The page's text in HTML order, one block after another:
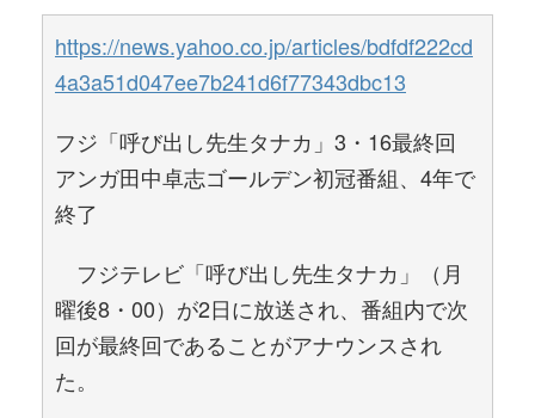
https://news.yahoo.co.jp/articles/bdfdf222cd
4a3a51d047ee7b241d6f77343dbc13
フジ「呼び出し先生タナカ」3・16最終回
アンガ田中卓志ゴールデン初冠番組、4年で
終了
フジテレビ「呼び出し先生タナカ」（月
曜後8・00）が2日に放送され、番組内で次
回が最終回であることがアナウンスされ
た。